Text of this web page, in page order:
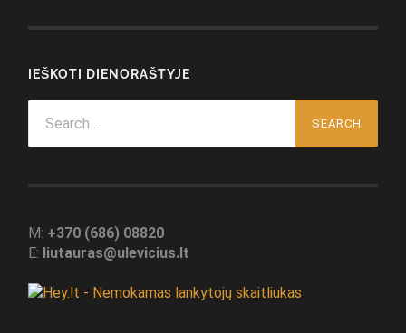
IEŠKOTI DIENORAŠTYJE
for:
M: +370 (686) 08820
E: liutauras@ulevicius.lt